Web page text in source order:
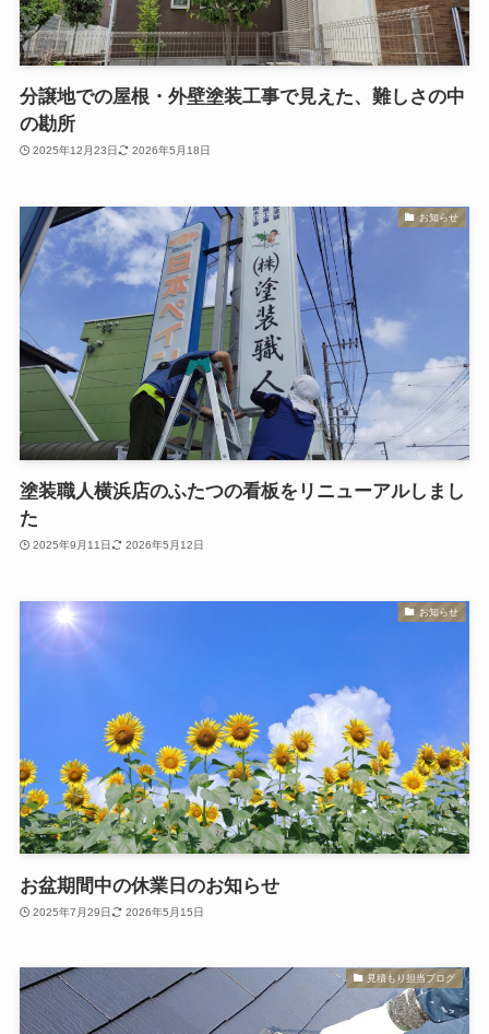
分譲地での屋根・外壁塗装工事で見えた、難しさの中
の勘所
2025年12月23日 2026年5月18日
お知らせ
塗装職人横浜店のふたつの看板をリニューアルしまし
た
2025年9月11日 2026年5月12日
お知らせ
お盆期間中の休業日のお知らせ
2025年7月29日 2026年5月15日
見積もり担当ブログ